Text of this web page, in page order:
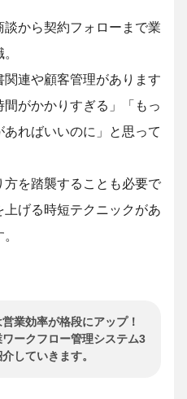
から契約フォローまで業
連や顧客管理があります
がかかりすぎる」「もっ
ればいいのに」と思って
方を踏襲することも必要で
げる時短テクニックがあ
業効率が格段にアップ！
ークフロー管理システム3
していきます。